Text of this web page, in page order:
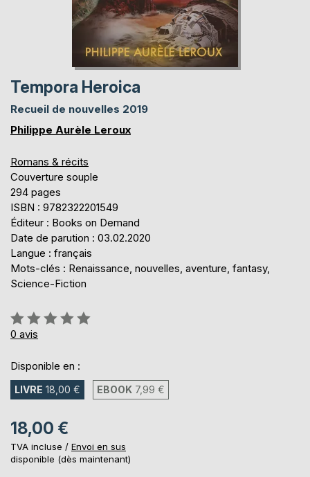
Tempora Heroica
Recueil de nouvelles 2019
Philippe Aurèle Leroux
Romans & récits
Couverture souple
294 pages
ISBN : 9782322201549
Éditeur : Books on Demand
Date de parution : 03.02.2020
Langue : français
Mots-clés : Renaissance, nouvelles, aventure, fantasy,
Science-Fiction
Évaluation:
0%
0 avis
Disponible en :
LIVRE 18,00 € EBOOK 7,99 €
18,00 €
TVA incluse / Envoi en sus
disponible (dès maintenant)